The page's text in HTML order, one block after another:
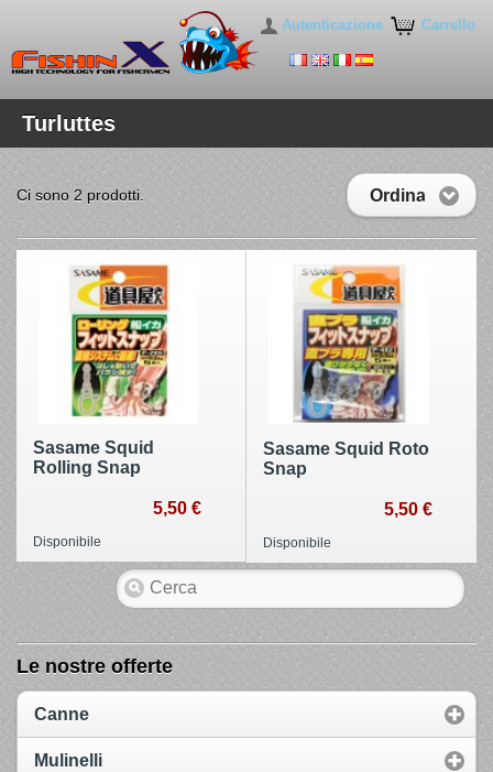
Carrello
Autenticazione
Turluttes
Ordina
Ci sono 2 prodotti.
Sasame Squid
Rolling Snap
5,50 €
Disponibile
Sasame Squid Roto
Snap
5,50 €
Disponibile
Le nostre offerte
Canne
Mulinelli